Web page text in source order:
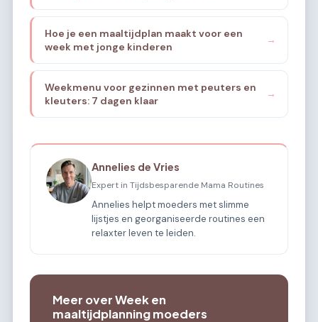
Hoe je een maaltijdplan maakt voor een
week met jonge kinderen
→
Weekmenu voor gezinnen met peuters en
kleuters: 7 dagen klaar
→
Annelies de Vries
Expert in Tijdsbesparende Mama Routines
Annelies helpt moeders met slimme
lijstjes en georganiseerde routines een
relaxter leven te leiden.
Meer over Week en
maaltijdplanning moeders